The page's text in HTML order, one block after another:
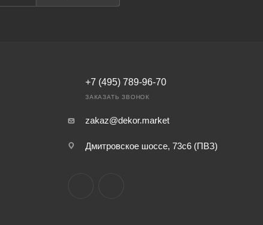
+7 (495) 789-96-70
ЗАКАЗАТЬ ЗВОНОК
zakaz@dekor.market
Дмитровское шоссе, 73с6 (ПВЗ)